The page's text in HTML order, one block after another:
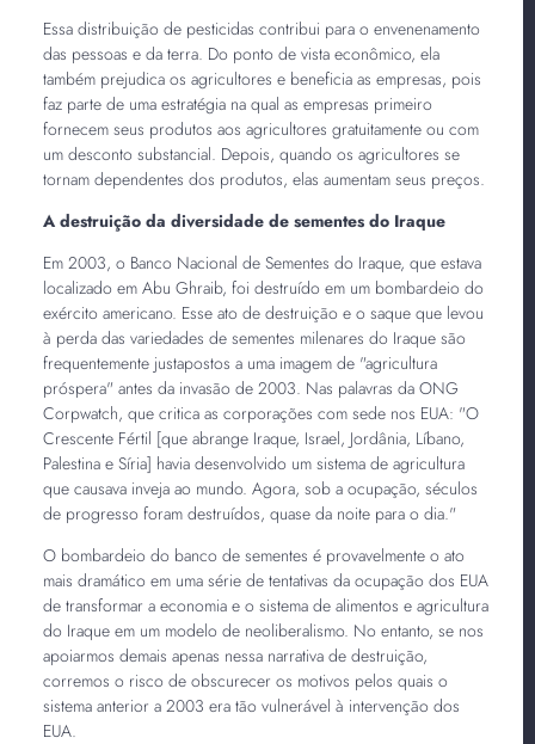
Essa distribuição de pesticidas contribui para o envenenamento
das pessoas e da terra. Do ponto de vista econômico, ela
também prejudica os agricultores e beneficia as empresas, pois
faz parte de uma estratégia na qual as empresas primeiro
fornecem seus produtos aos agricultores gratuitamente ou com
um desconto substancial. Depois, quando os agricultores se
tornam dependentes dos produtos, elas aumentam seus preços.
A destruição da diversidade de sementes do Iraque
Em 2003, o Banco Nacional de Sementes do Iraque, que estava
localizado em Abu Ghraib, foi destruído em um bombardeio do
exército americano. Esse ato de destruição e o saque que levou
à perda das variedades de sementes milenares do Iraque são
frequentemente justapostos a uma imagem de "agricultura
próspera" antes da invasão de 2003. Nas palavras da ONG
Corpwatch, que critica as corporações com sede nos EUA: "O
Crescente Fértil [que abrange Iraque, Israel, Jordânia, Líbano,
Palestina e Síria] havia desenvolvido um sistema de agricultura
que causava inveja ao mundo. Agora, sob a ocupação, séculos
de progresso foram destruídos, quase da noite para o dia."
O bombardeio do banco de sementes é provavelmente o ato
mais dramático em uma série de tentativas da ocupação dos EUA
de transformar a economia e o sistema de alimentos e agricultura
do Iraque em um modelo de neoliberalismo. No entanto, se nos
apoiarmos demais apenas nessa narrativa de destruição,
corremos o risco de obscurecer os motivos pelos quais o
sistema anterior a 2003 era tão vulnerável à intervenção dos
EUA.